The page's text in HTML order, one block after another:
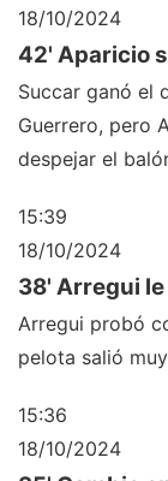
18/10/2024
42' Aparicio
Succar ganó el
Guerrero, pero
despejar el
15:39
18/10/2024
38' Arregui
Arregui probó
pelota salió
15:36
18/10/2024